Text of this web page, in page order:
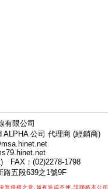
有限公司
公司 代理商 (經銷商)
) FAX：(02)2278-1798
路五段639之1號9F
無侵權之意,如有造成不便,請聯絡本公司